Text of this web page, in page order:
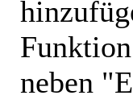
neben